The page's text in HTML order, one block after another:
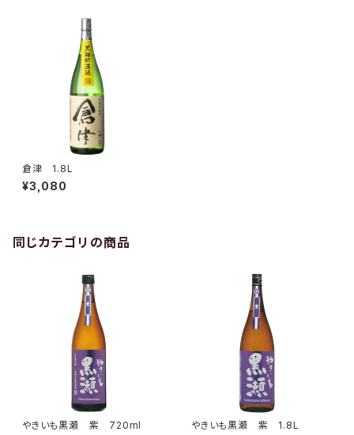
倉津 1.8L
¥3,080
同じカテゴリの商品
やきいも黒瀬 紫 720ml やきいも黒瀬 紫 1.8L